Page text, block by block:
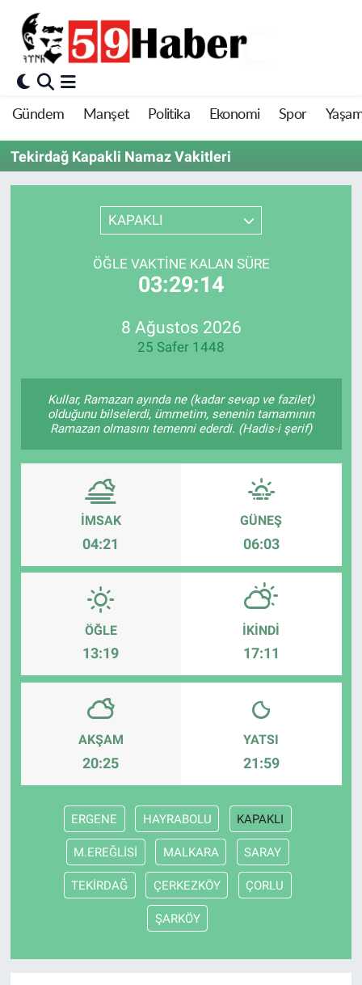
Gündem Manşet Politika Ekonomi Spor
Tekirdağ Kapakli Namaz Vakitleri
KAPAKLI
ÖĞLE VAKTINE KALAN SÜRE
03:29:14
8 Ağustos 2026
25 Safer 1448
Kullar, Ramazan ayında ne (kadar sevap ve fazilet)
olduğunu bilselerdi, ümmetim, senenin tamamının
Ramazan olmasını temenni ederdi. (Hadis-i şerif)
İMSAK
04:21
GÜNEŞ
06:03
ÖĞLE
13:19
İKINDI
17:11
AKŞAM
20:25
YATSI
21:59
ERGENE HAYRABOLU KAPAKLI
M.EREĞLİSİ MALKARA SARAY
TEKİRDAĞ ÇERKEZKÖY ÇORLU
ŞARKÖY